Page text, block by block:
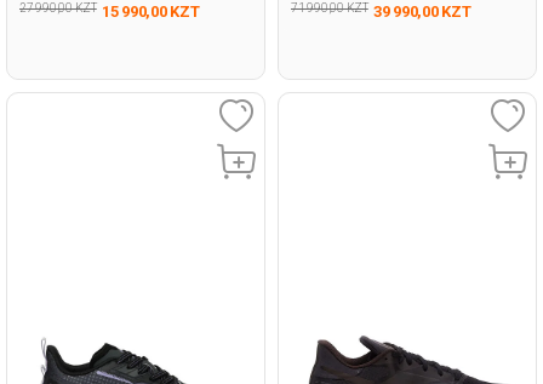
27 990,00 KZT 15 990,00 KZT 71 990,00 KZT 39 990,00 KZT